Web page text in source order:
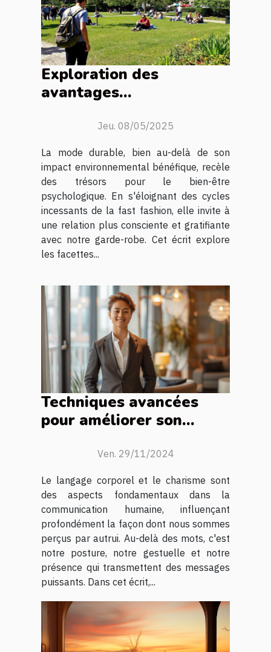
Exploration des
avantages
mode durable
Jeu. 08/05/2025
La mode durable, bien au-delà de son
impact environnemental bénéfique, recèle
des trésors pour le bien-être
psychologique. En s'éloignant des cycles
incessants de la fast fashion, elle invite à
une relation plus consciente et gratifiante
avec notre garde-robe. Cet écrit explore
les facettes...
Techniques avancées
pour améliorer son
charismeVen. 29/11/2024
Le langage corporel et le charisme sont
des aspects fondamentaux dans la
communication humaine, influençant
profondément la façon dont nous sommes
perçus par autrui. Au-delà des mots, c'est
notre posture, notre gestuelle et notre
présence qui transmettent des messages
puissants. Dans cet écrit,...